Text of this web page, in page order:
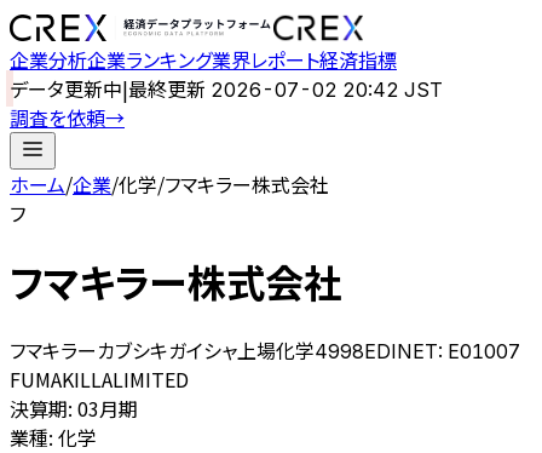
企業分析企業ランキング業界レポート経済指標
データ更新中|最終更新 2026-07-02 20:42 JST
調査を依頼→
ホーム/企業/化学/フマキラー株式会社
フ
フマキラー株式会社
フマキラーカブシキガイシャ 上場化学4998EDINET: E01007
FUMAKILLALIMITED
決算期: 03月期
業種: 化学